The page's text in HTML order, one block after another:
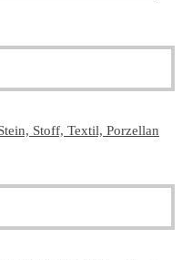
Stoff, Textil, Porzellan